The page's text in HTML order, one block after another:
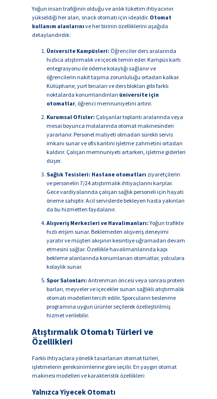
Yoğun insan trafiğinin olduğu ve anlık tüketim ihtiyacının
yükseldiği her alan, snack otomatı için idealdir. Otomat
kullanım alanlarını ve her birinin özelliklerini aşağıda
detaylandırdık:
Üniversite Kampüsleri: Öğrenciler ders aralarında
hızlıca atıştırmalık ve içecek temin eder. Kampüs kartı
entegrasyonu ile ödeme kolaylığı sağlanır ve
öğrencilerin nakit taşıma zorunluluğu ortadan kalkar.
Kütüphane, yurt binaları ve ders blokları gibi farklı
noktalarda konumlandırılan üniversite için
otomatlar, öğrenci memnuniyetini artırır.
Kurumsal Ofisler: Çalışanlar toplantı aralarında veya
mesai boyunca molalarında otomat makinesinden
yararlanır. Personel maliyeti olmadan sürekli servis
imkanı sunar ve ofis kantini işletme zahmetini ortadan
kaldırır. Çalışan memnuniyeti artarken, işletme giderleri
düşer.
Sağlık Tesisleri: Hastane otomatları ziyaretçilerin
ve personelin 7/24 atıştırmalık ihtiyaçlarını karşılar.
Gece vardiyalarında çalışan sağlık personeli için hayati
öneme sahiptir. Acil servislerde bekleyen hasta yakınları
da bu hizmetten faydalanır.
Alışveriş Merkezleri ve Havalimanları:Yoğun trafikte
hızlı erişim sunar. Beklemeden alışveriş deneyimi
yaratır ve müşteri akışının kesintiye uğramadan devam
etmesini sağlar. Özellikle havalimanlarında kapı
bekleme alanlarında konumlanan otomatlar, yolculara
kolaylık sunar.
Spor Salonları: Antrenman öncesi veya sonrası protein
barları, meyveler ve içecekler sunan sağlıklı atıştırmalık
otomatı modelleri tercih edilir. Sporcuların beslenme
programına uygun ürünler seçilerek özelleştirilmiş
hizmet verilebilir.
Atıştırmalık Otomatı Türleri ve
Özellikleri
Farklı ihtiyaçlara yönelik tasarlanan otomat türleri,
işletmelerin gereksinimlerine göre seçilir. En yaygın otomat
makinesi modelleri ve karakteristik özellikleri:
Yalnızca Yiyecek Otomatı